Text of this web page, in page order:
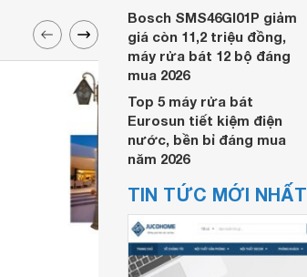
Bosch SMS46GI01P giảm
giá còn 11,2 triệu đồng,
máy rửa bát 12 bộ đáng
mua 2026
Top 5 máy rửa bát
Eurosun tiết kiệm điện
nước, bền bỉ đáng mua
năm 2026
TIN TỨC MỚI NHẤT